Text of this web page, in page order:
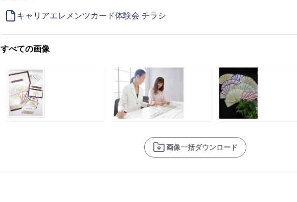
キャリアエレメンツカード体験会 チラシ
すべての画像
画像一括ダウンロード